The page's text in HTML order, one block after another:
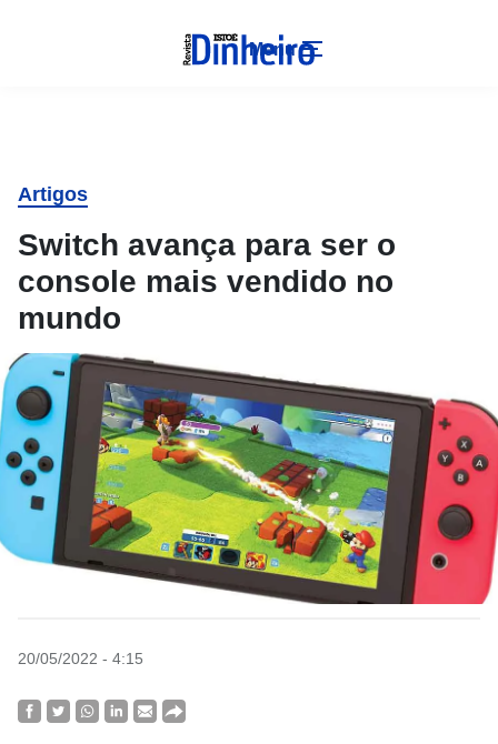
Menu
Artigos
Switch avança para ser o
console mais vendido no
mundo
20/05/2022 - 4:15